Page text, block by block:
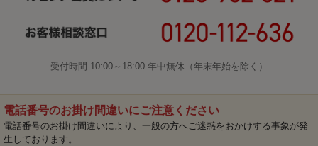
受付時間 10:00～18:00 年中無休（年末年始を除く）
電話番号のお掛け間違いにご注意ください
電話番号のお掛け間違いにより、一般の方へご迷惑をおかけする事象が発
生しております。